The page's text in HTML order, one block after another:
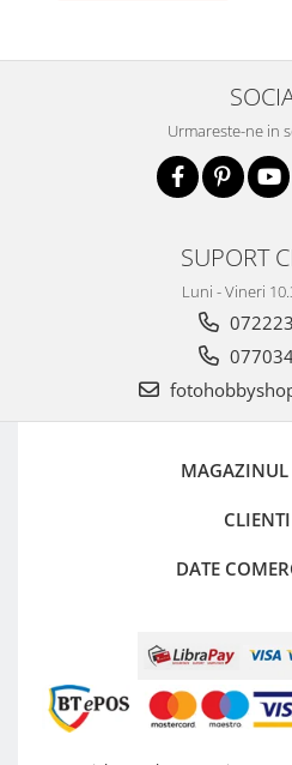
Urmareste-ne in
SUPORT
Luni - Vineri
MAGAZINUL
CLIENTI
DATE